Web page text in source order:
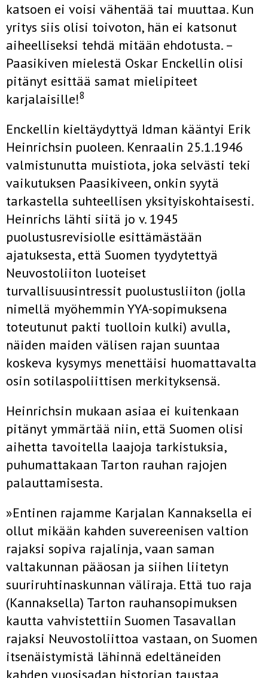
katsoen ei voisi vähentää tai muuttaa. Kun
yritys siis olisi toivoton, hän ei katsonut
aiheelliseksi tehdä mitään ehdotusta. –
Paasikiven mielestä Oskar Enckellin olisi
pitänyt esittää samat mielipiteet
karjalaisille!8
Enckellin kieltäydyttyä Idman kääntyi Erik
Heinrichsin puoleen. Kenraalin 25.1.1946
valmistunutta muistiota, joka selvästi teki
vaikutuksen Paasikiveen, onkin syytä
tarkastella suhteellisen yksityiskohtaisesti.
Heinrichs lähti siitä jo v. 1945
puolustusrevisiolle esittämästään
ajatuksesta, että Suomen tyydytettyä
Neuvostoliiton luoteiset
turvallisuusintressit puolustusliiton (jolla
nimellä myöhemmin YYA-sopimuksena
toteutunut pakti tuolloin kulki) avulla,
näiden maiden välisen rajan suuntaa
koskeva kysymys menettäisi huomattavalta
osin sotilaspoliittisen merkityksensä.
Heinrichsin mukaan asiaa ei kuitenkaan
pitänyt ymmärtää niin, että Suomen olisi
aihetta tavoitella laajoja tarkistuksia,
puhumattakaan Tarton rauhan rajojen
palauttamisesta.
»Entinen rajamme Karjalan Kannaksella ei
ollut mikään kahden suvereenisen valtion
rajaksi sopiva rajalinja, vaan saman
valtakunnan pääosan ja siihen liitetyn
suuriruhtinaskunnan väliraja. Että tuo raja
(Kannaksella) Tarton rauhansopimuksen
kautta vahvistettiin Suomen Tasavallan
rajaksi Neuvostoliittoa vastaan, on Suomen
itsenäistymistä lähinnä edeltäneiden
kahden vuosisadan historian taustaa